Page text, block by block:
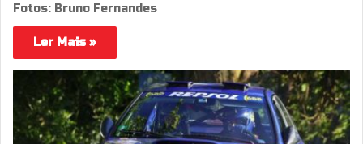
Fotos: Bruno Fernandes
Ler Mais »